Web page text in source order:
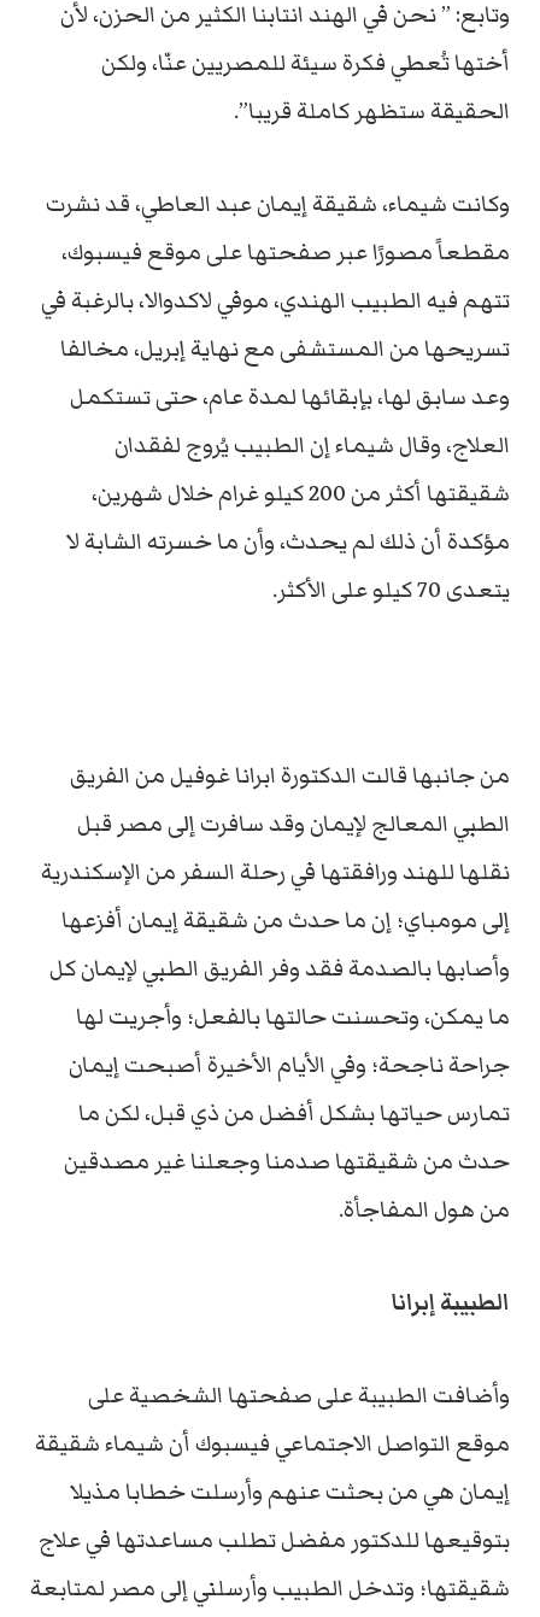
وتابع: ” نحن في الهند انتابنا الكثير من الحزن، لأن
أختها تُعطي فكرة سيئة للمصريين عنّا، ولكن
الحقيقة ستظهر كاملة قريبا”.
وكانت شيماء، شقيقة إيمان عبد العاطي، قد نشرت
مقطعاً مصورًا عبر صفحتها على موقع فيسبوك،
تتهم فيه الطبيب الهندي، موفي لاكدوالا، بالرغبة في
تسريحها من المستشفى مع نهاية إبريل، مخالفا
وعد سابق لها، بإبقائها لمدة عام، حتى تستكمل
العلاج، وقال شيماء إن الطبيب يُروج لفقدان
شقيقتها أكثر من 200 كيلو غرام خلال شهرين،
مؤكدة أن ذلك لم يحدث، وأن ما خسرته الشابة لا
يتعدى 70 كيلو على الأكثر.
من جانبها قالت الدكتورة ابرانا غوفيل من الفريق
الطبي المعالج لإيمان وقد سافرت إلى مصر قبل
نقلها للهند ورافقتها في رحلة السفر من الإسكندرية
إلى مومباي؛ إن ما حدث من شقيقة إيمان أفزعها
وأصابها بالصدمة فقد وفر الفريق الطبي لإيمان كل
ما يمكن، وتحسنت حالتها بالفعل؛ وأجريت لها
جراحة ناجحة؛ وفي الأيام الأخيرة أصبحت إيمان
تمارس حياتها بشكل أفضل من ذي قبل، لكن ما
حدث من شقيقتها صدمنا وجعلنا غير مصدقين
من هول المفاجأة.
الطبيبة إبرانا
وأضافت الطبيبة على صفحتها الشخصية على
موقع التواصل الاجتماعي فيسبوك أن شيماء شقيقة
إيمان هي من بحثت عنهم وأرسلت خطابا مذيلا
بتوقيعها للدكتور مفضل تطلب مساعدتها في علاج
شقيقتها؛ وتدخل الطبيب وأرسلني إلى مصر لمتابعة